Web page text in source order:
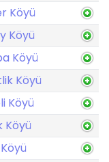
Köyü
Köyü
Köyü
Köyü
Köyü
Köyü